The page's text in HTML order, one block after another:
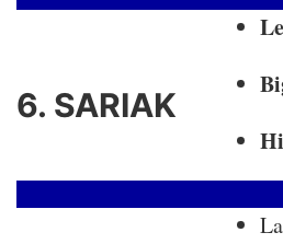
6. SARIAK